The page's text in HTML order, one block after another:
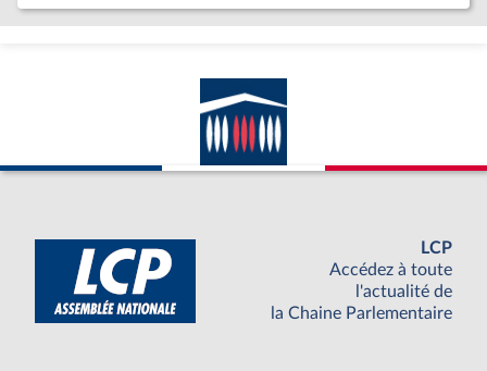
LCP
Accédez à toute
l'actualité de
la Chaine Parlementaire